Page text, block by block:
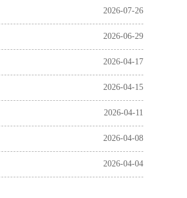
2026-07-26
2026-06-29
2026-04-17
2026-04-15
2026-04-11
2026-04-08
2026-04-04